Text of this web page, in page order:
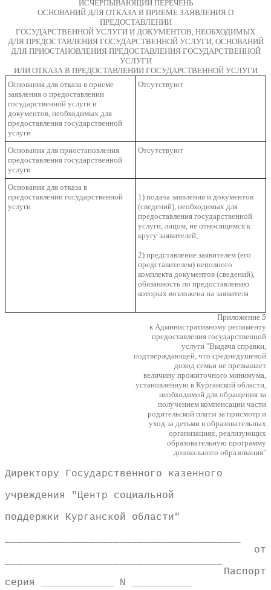
ИСЧЕРПЫВАЮЩИЙ ПЕРЕЧЕНЬ
ОСНОВАНИЙ ДЛЯ ОТКАЗА В ПРИЕМЕ ЗАЯВЛЕНИЯ О
ПРЕДОСТАВЛЕНИИ
ГОСУДАРСТВЕННОЙ УСЛУГИ И ДОКУМЕНТОВ, НЕОБХОДИМЫХ
ДЛЯ ПРЕДОСТАВЛЕНИЯ ГОСУДАРСТВЕННОЙ УСЛУГИ, ОСНОВАНИЙ
ДЛЯ ПРИОСТАНОВЛЕНИЯ ПРЕДОСТАВЛЕНИЯ ГОСУДАРСТВЕННОЙ
УСЛУГИ
ИЛИ ОТКАЗА В ПРЕДОСТАВЛЕНИИ ГОСУДАРСТВЕННОЙ УСЛУГИ
Основания для отказа в приеме
заявления о предоставлении
государственной услуги и
документов, необходимых для
предоставления государственной
услуги
Отсутствуют
Основания для приостановления
предоставления государственной
услуги
Отсутствуют
Основания для отказа в
предоставлении государственной
услуги
1) подача заявления и документов
(сведений), необходимых для
предоставления государственной
услуги, лицом, не относящимся к
кругу заявителей;
2) представление заявителем (его
представителем) неполного
комплекта документов (сведений),
обязанность по предоставлению
которых возложена на заявителя
Приложение 5
к Административному регламенту
предоставления государственной
услуги "Выдача справки,
подтверждающей, что среднедушевой
доход семьи не превышает
величину прожиточного минимума,
установленную в Курганской области,
необходимой для обращения за
получением компенсации части
родительской платы за присмотр и
уход за детьми в образовательных
организациях, реализующих
образовательную программу
дошкольного образования"
Директору Государственного казенного
учреждения "Центр социальной
поддержки Курганской области"
от
Паспорт
серия ____________ N __________